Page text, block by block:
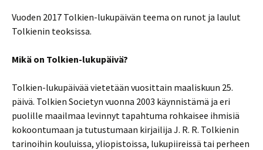
Vuoden 2017 Tolkien-lukupäivän teema on runot ja laulut
Tolkienin teoksissa.
Mikä on Tolkien-lukupäivä?
Tolkien-lukupäivää vietetään vuosittain maaliskuun 25.
päivä. Tolkien Societyn vuonna 2003 käynnistämä ja eri
puolille maailmaa levinnyt tapahtuma rohkaisee ihmisiä
kokoontumaan ja tutustumaan kirjailija J. R. R. Tolkienin
tarinoihin kouluissa, yliopistoissa, lukupiireissä tai perheen